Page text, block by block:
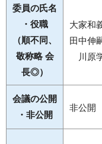
委員の氏名
・役職
（順不同、
敬称略 会
長◎）
大家
田中
川原
会議の公開
・非公開
非公開